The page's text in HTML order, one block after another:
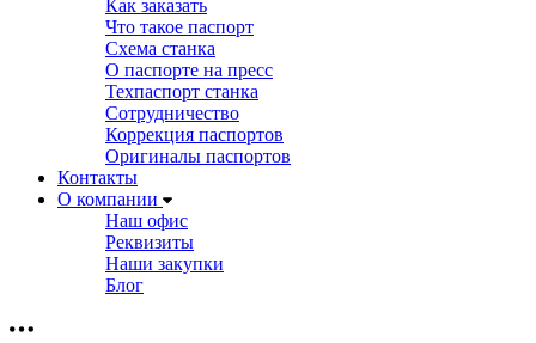
Как заказать
Что такое паспорт
Схема станка
О паспорте на пресс
Техпаспорт станка
Сотрудничество
Коррекция паспортов
Оригиналы паспортов
Контакты
О компании
Наш офис
Реквизиты
Наши закупки
Блог